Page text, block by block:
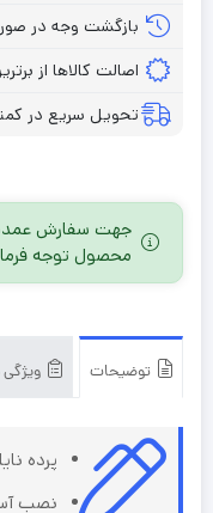
بازگشت وجه در
اصالت کالاها از
تحویل سریع در
جهت سفارش
محصول توجه
توضیحات
پرده
نصب